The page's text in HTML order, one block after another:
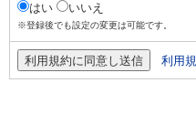
はい
いいえ
※登録後でも設定の変更は可能です。
利用